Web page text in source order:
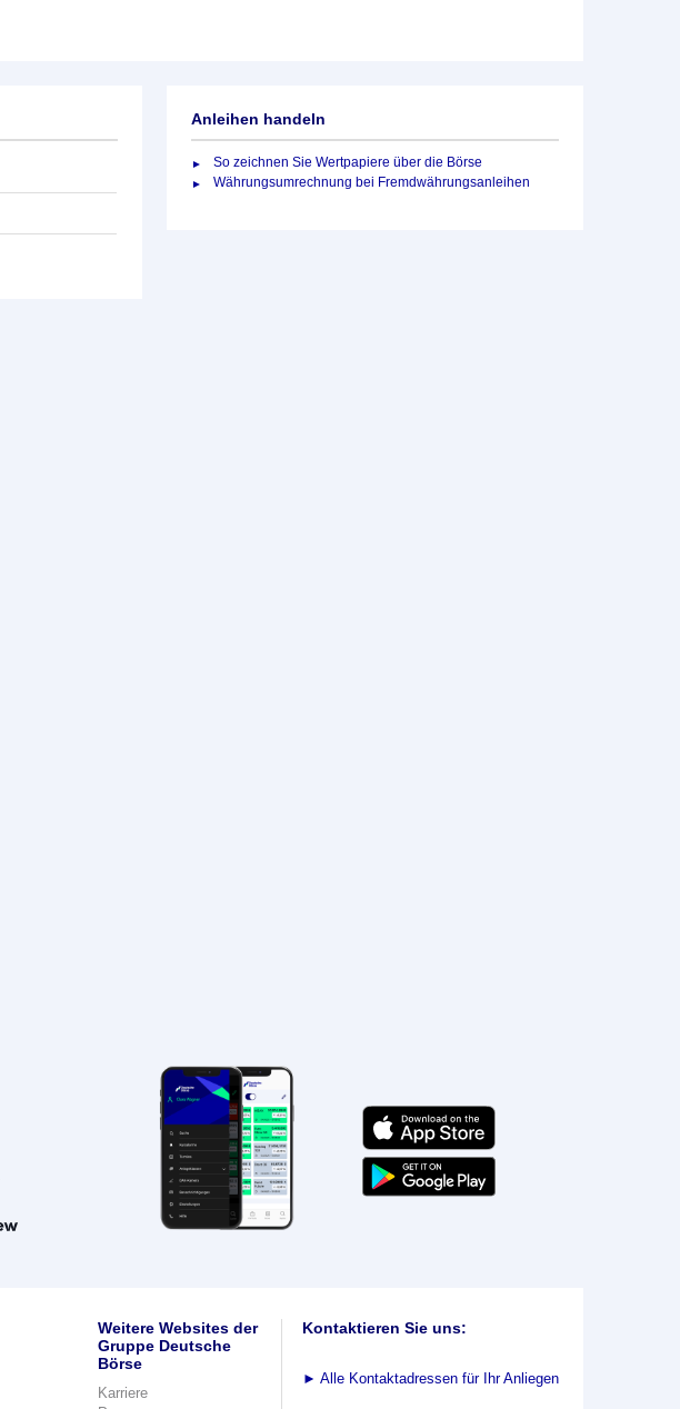
Anleihen handeln
So zeichnen Sie Wertpapiere über die Börse
Währungsumrechnung bei Fremdwährungsanleihen
Weitere Websites der
Gruppe Deutsche
Börse
Karriere
Kontaktieren Sie uns:
► Alle Kontaktadressen für Ihr Anliegen